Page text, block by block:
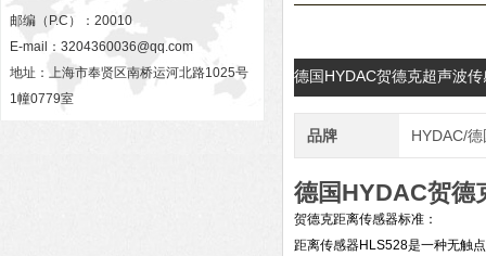
邮编（P.C）：20010
E-mail： 3204360036@qq.com
地址：上海市奉贤区南桥运河北路1025号
1幢0779室
德国HYDAC贺德克超声波
品牌 HYDAC/
德国HYDAC贺德
贺德克距离传感器标准：
距离传感器HLS528是一种无触